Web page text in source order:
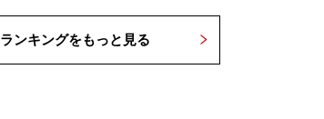
ランキングをもっと見る